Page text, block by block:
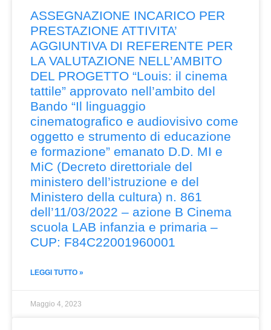
ASSEGNAZIONE INCARICO PER
PRESTAZIONE ATTIVITA’
AGGIUNTIVA DI REFERENTE PER
LA VALUTAZIONE NELL’AMBITO
DEL PROGETTO “Louis: il cinema
tattile” approvato nell’ambito del
Bando “Il linguaggio
cinematografico e audiovisivo come
oggetto e strumento di educazione
e formazione” emanato D.D. MI e
MiC (Decreto direttoriale del
ministero dell’istruzione e del
Ministero della cultura) n. 861
dell’11/03/2022 – azione B Cinema
scuola LAB infanzia e primaria –
CUP: F84C22001960001
LEGGI TUTTO »
Maggio 4, 2023